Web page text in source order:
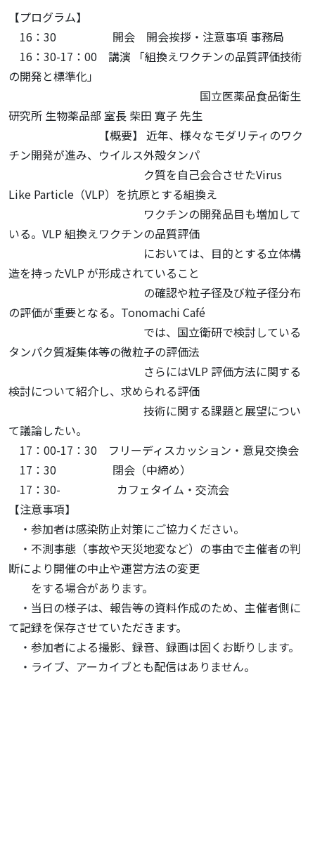
【プログラム】
16：30 開会 開会挨拶・注意事項 事務局
16：30-17：00 講演 「組換えワクチンの品質評価技術
の開発と標準化」
国立医薬品食品衛生
研究所 生物薬品部 室長 柴田 寛子 先生
【概要】 近年、様々なモダリティのワク
チン開発が進み、ウイルス外殻タンパ
ク質を自己会合させたVirus
Like Particle（VLP）を抗原とする組換え
ワクチンの開発品目も増加して
いる。VLP 組換えワクチンの品質評価
においては、目的とする立体構
造を持ったVLP が形成されていること
の確認や粒子径及び粒子径分布
の評価が重要となる。Tonomachi Café
では、国立衛研で検討している
タンパク質凝集体等の微粒子の評価法
さらにはVLP 評価方法に関する
検討について紹介し、求められる評価
技術に関する課題と展望につい
て議論したい。
17：00-17：30 フリーディスカッション・意見交換会
17：30 閉会（中締め）
17：30- カフェタイム・交流会
【注意事項】
・参加者は感染防止対策にご協力ください。
・不測事態（事故や天災地変など）の事由で主催者の判
断により開催の中止や運営方法の変更
をする場合があります。
・当日の様子は、報告等の資料作成のため、主催者側に
て記録を保存させていただきます。
・参加者による撮影、録音、録画は固くお断りします。
・ライブ、アーカイブとも配信はありません。